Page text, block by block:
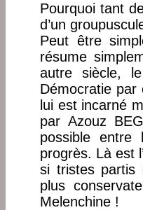
Pourquoi tant
d’un
Peut être
résume
autre siècle,
Démocratie
lui est incarné
par Azouz
possible
progrès. Là est
si tristes partis
plus
Melenchine !